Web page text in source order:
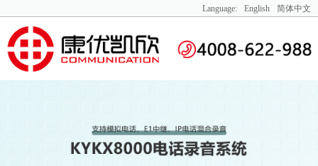
Language: English 简体中文